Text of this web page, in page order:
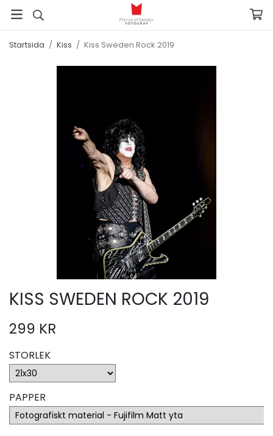
Startsida / Kiss / Kiss Sweden Rock 2019
KISS SWEDEN ROCK 2019
299 KR
STORLEK
PAPPER